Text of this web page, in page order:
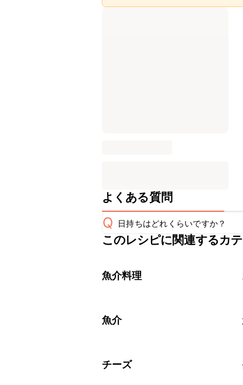
よくある質問
Q 日持ちはどれくらいですか？
保存期間は冷蔵で当日中が目安
※日持ちは目安です。
このレシピに関連するカ
魚介料理
魚介
チーズ